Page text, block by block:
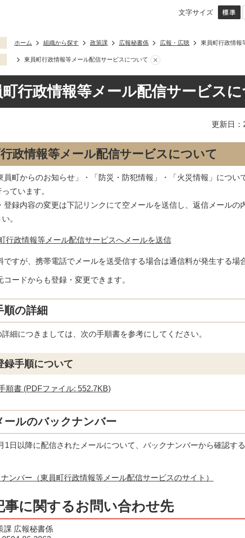
文字サイズ
ホーム 組織から探す 政策課 広報秘書係 広報・広聴 東員町行政情報
東員町行政情報等メール配信サービスについて
町行政情報等メール配信サービス
更新日：
政情報等メール配信サービスについて
員町からのお知らせ」・「防災・防犯情報」・「火災情報」につい
ています。
登録内容の変更は下記リンクにて空メールを送信し、返信メールの
。
行政情報等メール配信サービスへメールを送信
ですが、携帯電話でメールを送受信する場合は通信料が発生する場
コードからも登録・変更できます。
順の詳細
細につきましては、次の手順書を参考にしてください。
録手順について
順書 (PDFファイル: 552.7KB)
ールのバックナンバー
1日以降に配信されたメールについて、バックナンバーから確認す
ンバー（東員町行政情報等メール配信サービスのサイト）
事に関するお問い合わせ先
課 広報秘書係